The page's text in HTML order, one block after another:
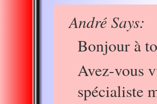
André Says:
Bonjour à
Avez-vous
spécialiste